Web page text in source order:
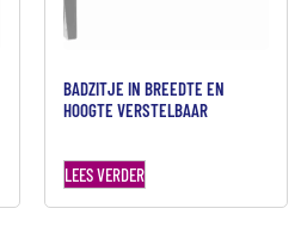
BADZITJE IN BREEDTE EN
HOOGTE VERSTELBAAR
LEES VERDER